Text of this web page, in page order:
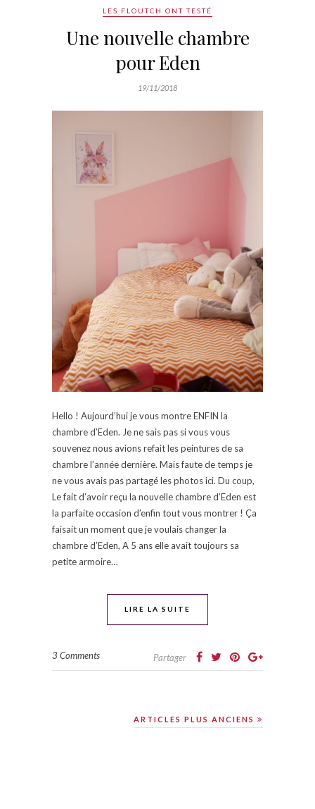
LES FLOUTCH ONT TESTÉ
Une nouvelle chambre
pour Eden
19/11/2018
Hello ! Aujourd’hui je vous montre ENFIN la
chambre d’Eden. Je ne sais pas si vous vous
souvenez nous avions refait les peintures de sa
chambre l’année dernière. Mais faute de temps je
ne vous avais pas partagé les photos ici. Du coup,
Le fait d’avoir reçu la nouvelle chambre d’Eden est
la parfaite occasion d’enfin tout vous montrer ! Ça
faisait un moment que je voulais changer la
chambre d’Eden, A 5 ans elle avait toujours sa
petite armoire…
LIRE LA SUITE
3 Comments Partager
ARTICLES PLUS ANCIENS